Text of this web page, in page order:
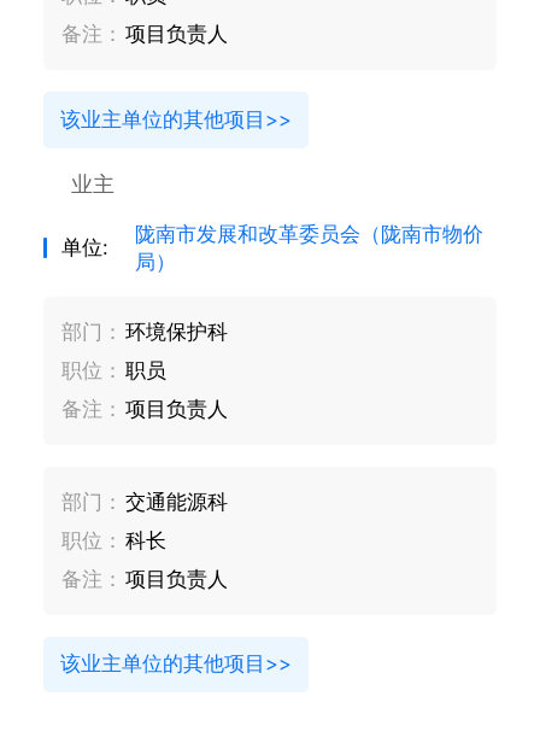
备注： 项目负责人
该业主单位的其他项目>>
业主
单位:
陇南市发展和改革委员会（陇南市物价
局）
部门： 环境保护科
职位： 职员
备注： 项目负责人
部门： 交通能源科
职位： 科长
备注： 项目负责人
该业主单位的其他项目>>